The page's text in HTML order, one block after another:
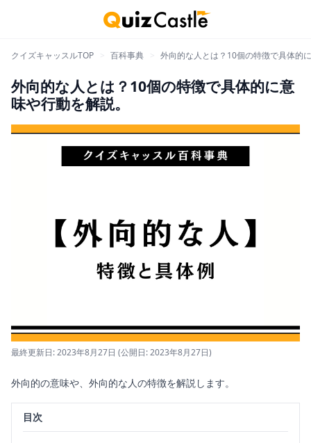
クイズキャッスルTOP 百科事典 外向的な人とは？10個の特徴で具体的
外向的な人とは？10個の特徴で具体的に意
味や行動を解説。
最終更新日: 2023年8月27日 (公開日: 2023年8月27日)
外向的の意味や、外向的な人の特徴を解説します。
目次